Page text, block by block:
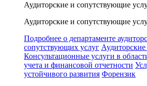
Аудиторские и сопутствующие
Аудиторские и сопутствующие
Подробнее о департаменте
сопутствующих услуг Аудиторские
Консультационные услуги в
учета и финансовой отчетности
устойчивого развития Форензик